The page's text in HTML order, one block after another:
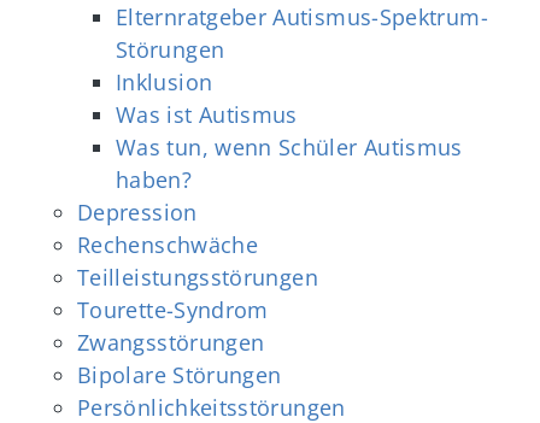
Elternratgeber Autismus-Spektrum-
Störungen
Inklusion
Was ist Autismus
Was tun, wenn Schüler Autismus
haben?
Depression
Rechenschwäche
Teilleistungsstörungen
Tourette-Syndrom
Zwangsstörungen
Bipolare Störungen
Persönlichkeitsstörungen